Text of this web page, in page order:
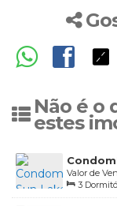
Não é o
estes
Valor de
3
303.60m² ,